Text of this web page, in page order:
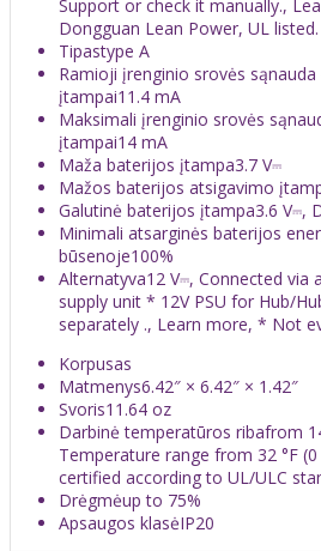
Support or check it manually.,
Dongguan Lean Power, UL listed.
Tipastype A
Ramioji įrenginio srovės
įtampai11.4 mA
Maksimali įrenginio srovės
įtampai14 mA
Maža baterijos įtampa3.7 V⎓
Mažos baterijos atsigavimo
Galutinė baterijos įtampa3.6 V⎓,
Minimali atsarginės baterijos
būsenoje100%
Alternatyva12 V⎓, Connected via
supply unit * 12V PSU for Hub/
separately ., Learn more, * Not
Korpusas
Matmenys6.42″ × 6.42″ × 1.42″
Svoris11.64 oz
Darbinė temperatūros ribafrom
Temperature range from 32 °F (0
certified according to UL/ULC
Drėgmėup to 75%
Apsaugos klasėIP20